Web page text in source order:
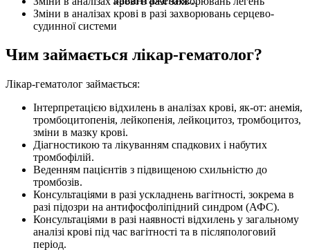
Зміни в аналізах крові в разі захворювань серцево-
судинної системи
Чим займається лікар-гематолог?
Лікар-гематолог займається:
Інтерпретацією відхилень в аналізах крові, як-от: анемія,
тромбоцитопенія, лейкопенія, лейкоцитоз, тромбоцитоз,
зміни в мазку крові.
Діагностикою та лікуванням спадкових і набутих
тромбофілій.
Веденням пацієнтів з підвищеною схильністю до
тромбозів.
Консультаціями в разі ускладнень вагітності, зокрема в
разі підозри на антифосфоліпідний синдром (АФС).
Консультаціями в разі наявності відхилень у загальному
аналізі крові під час вагітності та в післяпологовий
період.